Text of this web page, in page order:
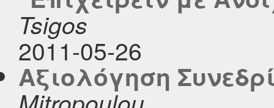
Tsigos
2011-05-26
Αξιολόγηση